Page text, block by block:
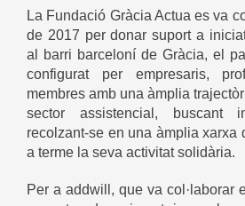
La Fundació Gràcia Actua es va
de 2017 per donar suport a
al barri barceloní de Gràcia, el
configurat per empresaris,
membres amb una àmplia
sector assistencial, buscant
recolzant-se en una àmplia xarxa
a terme la seva activitat solidària.
Per a addwill, que va col·laborar